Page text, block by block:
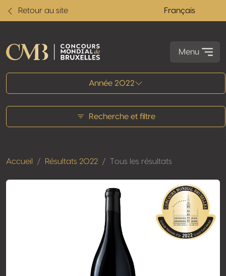
Retour au site Français
Menu
Année 2022
Recherche et filtre
Accueil Résultats 2022 Tous les résultats